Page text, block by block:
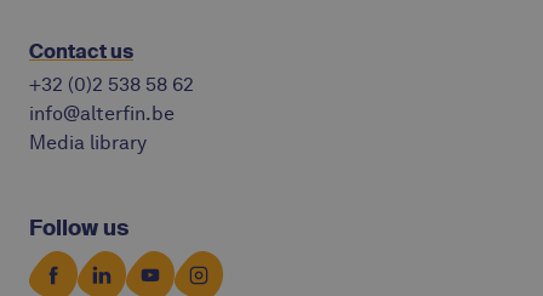
Contact us
+32 (0)2 538 58 62
info@alterfin.be
Media library
Follow us